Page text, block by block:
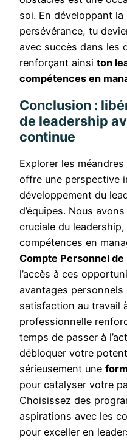
soi. En développant la
persévérance, tu
avec succès dans les
renforçant ainsi ton
compétences en
Conclusion :
de leadership
continue
Explorer les méandres
offre une perspective
développement du
d’équipes. Nous
cruciale du
compétences en
Compte Personnel de
l’accès à ces
avantages
satisfaction au travail
professionnelle
temps de passer à
débloquer votre
sérieusement une
pour catalyser votre
Choisissez des
aspirations avec les
pour exceller en